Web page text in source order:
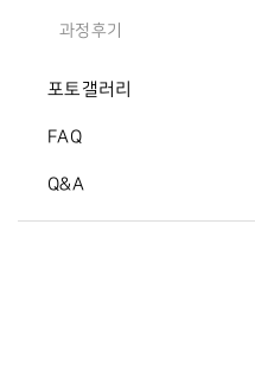
과정후기
포토갤러리
FAQ
Q&A